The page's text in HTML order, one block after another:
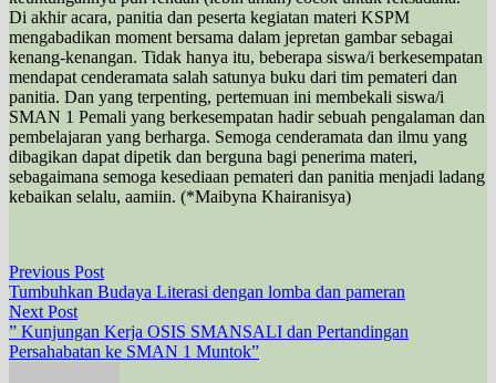
Di akhir acara, panitia dan peserta kegiatan materi KSPM
mengabadikan moment bersama dalam jepretan gambar sebagai
kenang-kenangan. Tidak hanya itu, beberapa siswa/i berkesempatan
mendapat cenderamata salah satunya buku dari tim pemateri dan
panitia. Dan yang terpenting, pertemuan ini membekali siswa/i
SMAN 1 Pemali yang berkesempatan hadir sebuah pengalaman dan
pembelajaran yang berharga. Semoga cenderamata dan ilmu yang
dibagikan dapat dipetik dan berguna bagi penerima materi,
sebagaimana semoga kesediaan pemateri dan panitia menjadi ladang
kebaikan selalu, aamiin. (*Maibyna Khairanisya)
Navigasi
pos
Previous PostPrevious
post:
Tumbuhkan Budaya Literasi dengan lomba dan pameran
Next PostNext
post:
” Kunjungan Kerja OSIS SMANSALI dan Pertandingan
Persahabatan ke SMAN 1 Muntok”